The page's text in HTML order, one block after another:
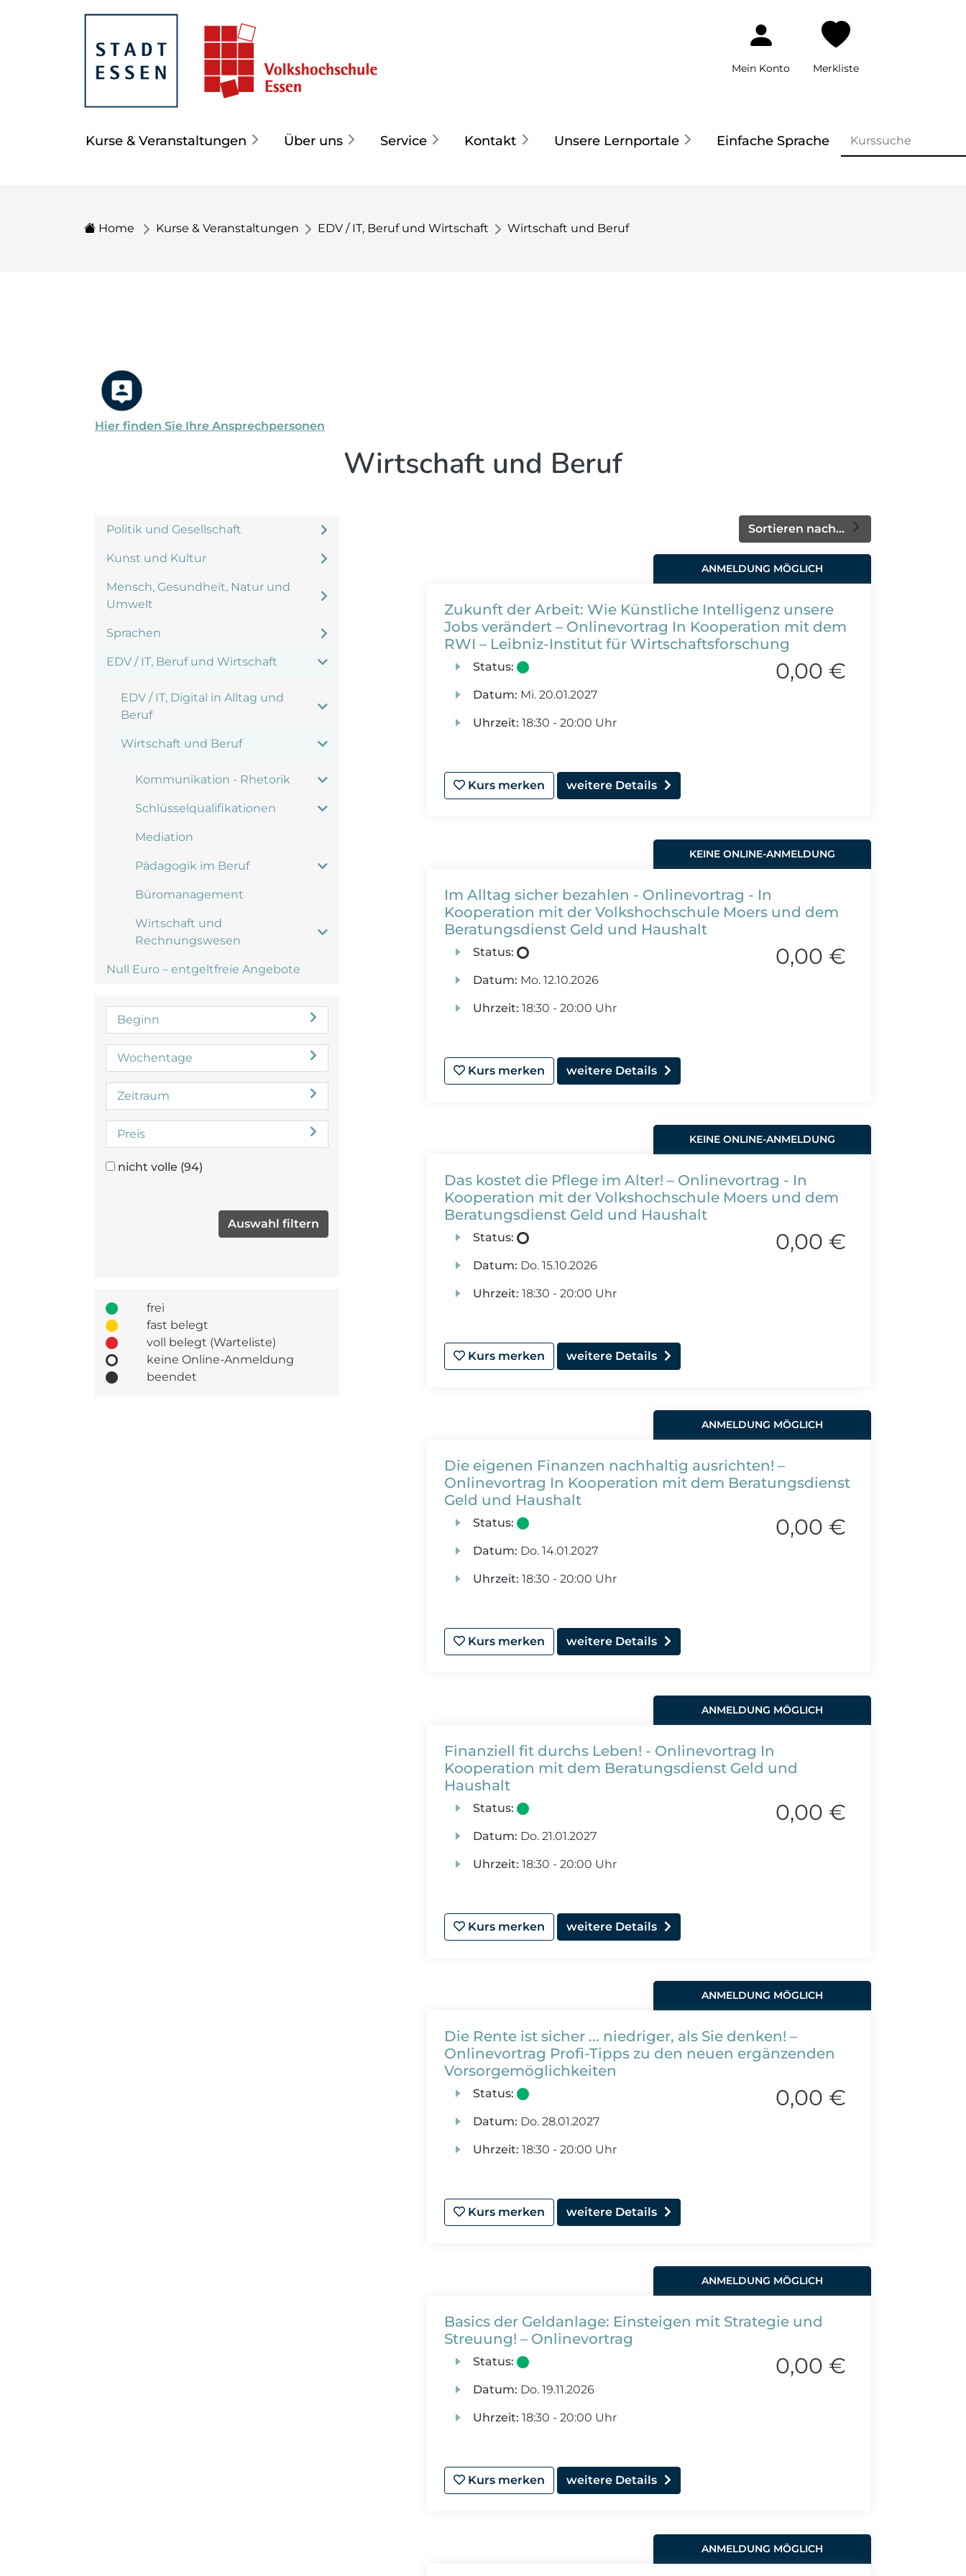
Mein Konto Merkliste
Kurse & Veranstaltungen Über uns Service Kontakt Unsere Lernportale Einfache Sprache
Home Kurse & Veranstaltungen EDV / IT, Beruf und Wirtschaft Wirtschaft und Beruf
Hier finden Sie Ihre Ansprechpersonen
Wirtschaft und Beruf
Politik und Gesellschaft
Kunst und Kultur
Mensch, Gesundheit, Natur und
Umwelt
Sprachen
EDV / IT, Beruf und Wirtschaft
EDV / IT, Digital in Alltag und
Beruf
Wirtschaft und Beruf
Kommunikation - Rhetorik
Schlüsselqualifikationen
Mediation
Pädagogik im Beruf
Büromanagement
Wirtschaft und
Rechnungswesen
Null Euro – entgeltfreie Angebote
Beginn
Wochentage
Zeitraum
Preis
nicht volle (94)
frei
fast belegt
voll belegt (Warteliste)
keine Online-Anmeldung
beendet
Sortieren nach...
ANMELDUNG MÖGLICH
Zukunft der Arbeit: Wie Künstliche Intelligenz unsere
Jobs verändert – Onlinevortrag In Kooperation mit dem
RWI – Leibniz-Institut für Wirtschaftsforschung
Status:
Datum: Mi.20.01.2027
Uhrzeit: 18:30 - 20:00 Uhr
0,00 €
Kurs merken weitere Details
KEINE ONLINE-ANMELDUNG
Im Alltag sicher bezahlen - Onlinevortrag - In
Kooperation mit der Volkshochschule Moers und dem
Beratungsdienst Geld und Haushalt
Status:
Datum: Mo.12.10.2026
Uhrzeit: 18:30 - 20:00 Uhr
0,00 €
Kurs merken weitere Details
KEINE ONLINE-ANMELDUNG
Das kostet die Pflege im Alter! – Onlinevortrag - In
Kooperation mit der Volkshochschule Moers und dem
Beratungsdienst Geld und Haushalt
Status:
Datum: Do.15.10.2026
Uhrzeit: 18:30 - 20:00 Uhr
0,00 €
Kurs merken weitere Details
ANMELDUNG MÖGLICH
Die eigenen Finanzen nachhaltig ausrichten! –
Onlinevortrag In Kooperation mit dem Beratungsdienst
Geld und Haushalt
Status:
Datum: Do.14.01.2027
Uhrzeit: 18:30 - 20:00 Uhr
0,00 €
Kurs merken weitere Details
ANMELDUNG MÖGLICH
Finanziell fit durchs Leben! - Onlinevortrag In
Kooperation mit dem Beratungsdienst Geld und
Haushalt
Status:
Datum: Do.21.01.2027
Uhrzeit: 18:30 - 20:00 Uhr
0,00 €
Kurs merken weitere Details
ANMELDUNG MÖGLICH
Die Rente ist sicher ... niedriger, als Sie denken! –
Onlinevortrag Profi-Tipps zu den neuen ergänzenden
Vorsorgemöglichkeiten
Status:
Datum: Do.28.01.2027
Uhrzeit: 18:30 - 20:00 Uhr
0,00 €
Kurs merken weitere Details
ANMELDUNG MÖGLICH
Basics der Geldanlage: Einsteigen mit Strategie und
Streuung! – Onlinevortrag
Status:
Datum: Do.19.11.2026
Uhrzeit: 18:30 - 20:00 Uhr
0,00 €
Kurs merken weitere Details
ANMELDUNG MÖGLICH